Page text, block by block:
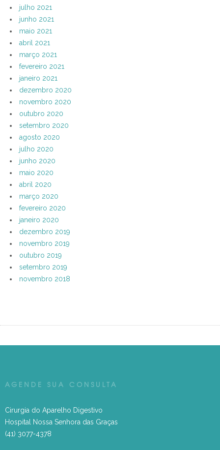
julho 2021
junho 2021
maio 2021
abril 2021
março 2021
fevereiro 2021
janeiro 2021
dezembro 2020
novembro 2020
outubro 2020
setembro 2020
agosto 2020
julho 2020
junho 2020
maio 2020
abril 2020
março 2020
fevereiro 2020
janeiro 2020
dezembro 2019
novembro 2019
outubro 2019
setembro 2019
novembro 2018
AGENDE SUA CONSULTA
Cirurgia do Aparelho Digestivo
Hospital Nossa Senhora das Graças
(41) 3077-4378